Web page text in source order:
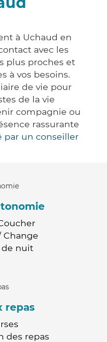
à Uchaud en
avec les
plus proches et
à vos besoins.
de vie pour
de la vie
compagnie ou
rassurante
par un conseiller
Change
de nuit
repas
des repas